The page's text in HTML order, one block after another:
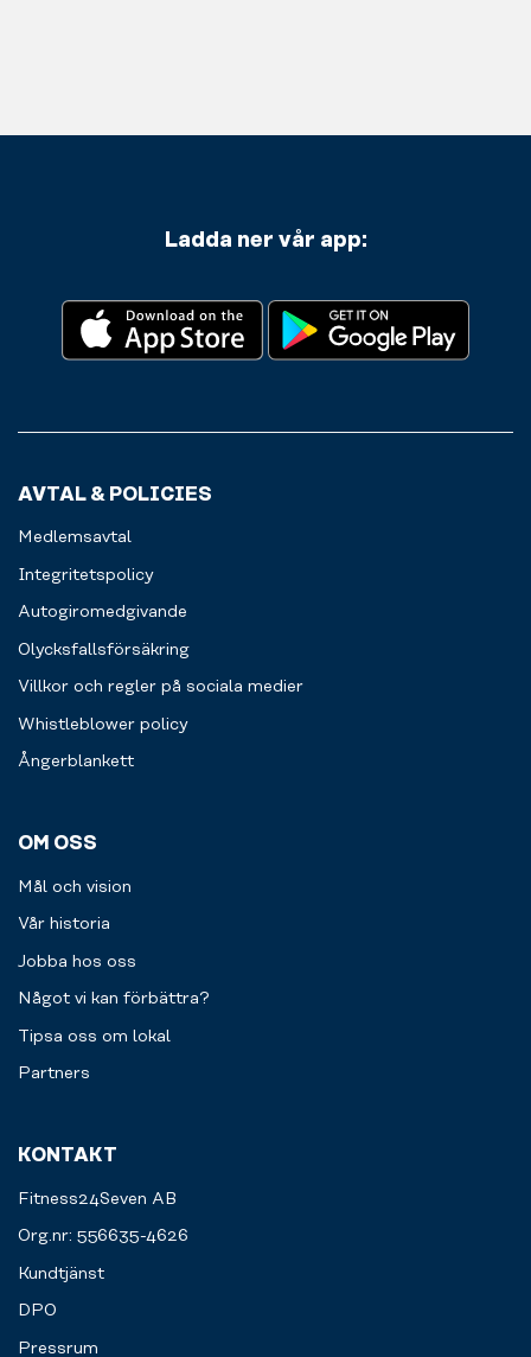
Ladda ner vår app:
AVTAL & POLICIES
Medlemsavtal
Integritetspolicy
Autogiromedgivande
Olycksfallsförsäkring
Villkor och regler på sociala medier
Whistleblower policy
Ångerblankett
OM OSS
Mål och vision
Vår historia
Jobba hos oss
Något vi kan förbättra?
Tipsa oss om lokal
Partners
KONTAKT
Fitness24Seven AB
Org.nr: 556635-4626
Kundtjänst
DPO
Pressrum